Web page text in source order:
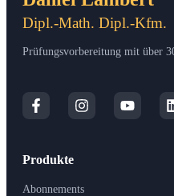
Dipl.-Math. Dipl.-Kfm.
Prüfungsvorbereitung mit über
Produkte
Abonnements